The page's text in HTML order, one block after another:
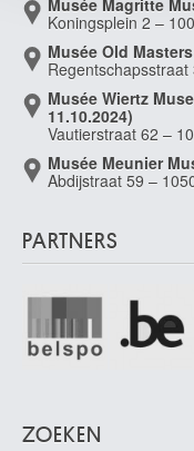
Musée Magritte
Koningsplein 2 –
Musée Old
Musée Wiertz
11.10.2024)
Vautierstraat 62 –
Musée Meunier
Abdijstraat 59 –
PARTNERS
ZOEKEN